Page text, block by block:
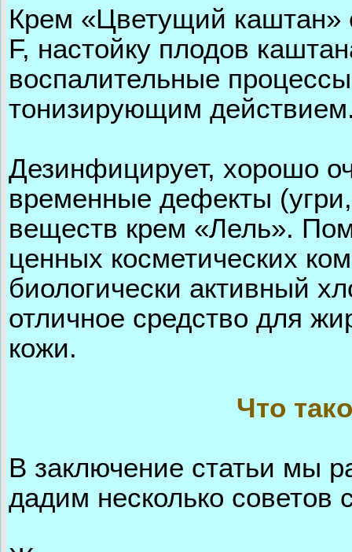
Крем «Цветущий каштан»
F, настойку плодов
воспалительные
тонизирующим
Дезинфицирует, хорошо
временные дефекты
веществ крем «Лель».
ценных косметических
биологически активный
отличное средство для
кожи.
Что
В заключение статьи мы
дадим несколько